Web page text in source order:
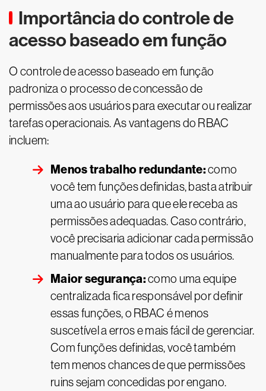
Importância do controle de
acesso baseado em função
O controle de acesso baseado em função
padroniza o processo de concessão de
permissões aos usuários para executar ou realizar
tarefas operacionais. As vantagens do RBAC
incluem:
Menos trabalho redundante:como
você tem funções definidas, basta atribuir
uma ao usuário para que ele receba as
permissões adequadas. Caso contrário,
você precisaria adicionar cada permissão
manualmente para todos os usuários.
Maior segurança:como uma equipe
centralizada fica responsável por definir
essas funções, o RBAC é menos
suscetível a erros e mais fácil de gerenciar.
Com funções definidas, você também
tem menos chances de que permissões
ruins sejam concedidas por engano.